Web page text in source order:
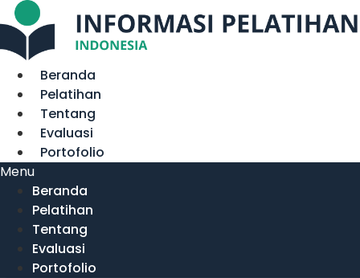
Lewati
ke
konten
Beranda
Pelatihan
Tentang
Evaluasi
Portofolio
Menu
Beranda
Pelatihan
Tentang
Evaluasi
Portofolio